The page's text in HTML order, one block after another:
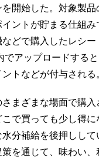
開始した。対象製
ントが貯まる仕組
どで購入したレシ
でアップロードする
トなどが付与される。
まざまな場面で購
こで買っても少し得
分補給を後押しして
を通じて、味わい